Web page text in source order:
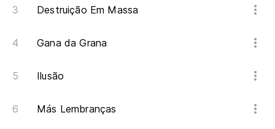
Destruição Em Massa
Gana da Grana
Ilusão
Más Lembranças